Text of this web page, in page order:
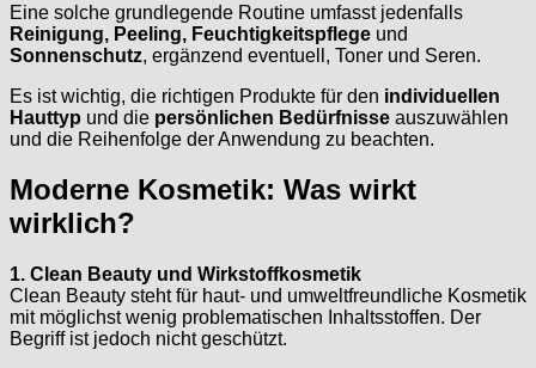
Eine solche grundlegende Routine umfasst jedenfalls
Reinigung, Peeling, Feuchtigkeitspflege und
Sonnenschutz, ergänzend eventuell, Toner und Seren.
Es ist wichtig, die richtigen Produkte für den individuellen
Hauttyp und die persönlichen Bedürfnisse auszuwählen
und die Reihenfolge der Anwendung zu beachten.
Moderne Kosmetik: Was wirkt
wirklich?
1. Clean Beauty und Wirkstoffkosmetik
Clean Beauty steht für haut- und umweltfreundliche Kosmetik
mit möglichst wenig problematischen Inhaltsstoffen. Der
Begriff ist jedoch nicht geschützt.